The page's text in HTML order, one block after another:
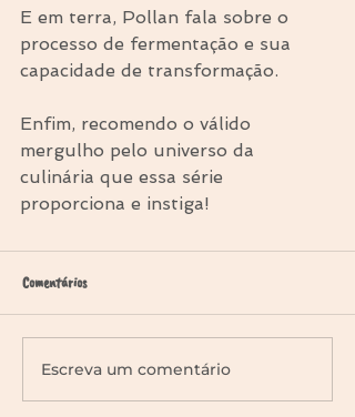
E em terra, Pollan fala sobre o
processo de fermentação e sua
capacidade de transformação.
Enfim, recomendo o válido
mergulho pelo universo da
culinária que essa série
proporciona e instiga!
Comentários
Escreva um comentário